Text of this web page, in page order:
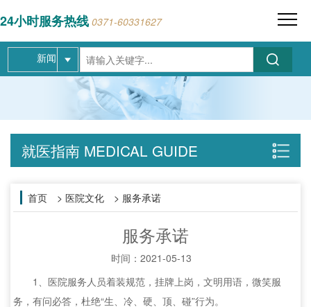
24小时服务热线 0371-60331627
新闻
就医指南 MEDICAL GUIDE
首页 > 医院文化 > 服务承诺
服务承诺
时间： 2021-05-13
1、医院服务人员着装规范，挂牌上岗，文明用语，微笑服
务，有问必答，杜绝“生、冷、硬、顶、碰”行为。